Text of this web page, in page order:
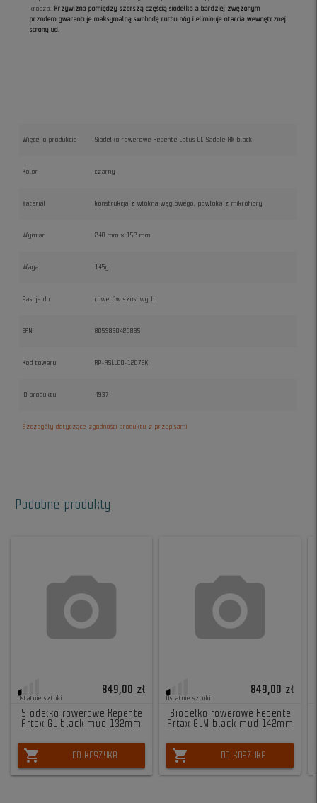
krocza. Krzywizna pomiędzy szerszą częścią siodełka a bardziej zwężonym
przodem gwarantuje maksymalną swobodę ruchu nóg i eliminuje otarcia wewnętrznej
strony ud.
Więcej o produkcie Siodełko rowerowe Repente Latus CL Saddle AM black
Kolor czarny
Materiał konstrukcja z włókna węglowego, powłoka z mikrofibry
Wymiar 240 mm x 152 mm
Waga 145g
Pasuje do rowerów szosowych
EAN 8053830420885
Kod towaru RP-ASLL00-1207BK
ID produktu 4937
Szczegóły dotyczące zgodności produktu z przepisami
Podobne produkty
Ostatnie sztuki
849,00 zł
Siodełko rowerowe Repente
Artax GL black mud 132mm
shopping_cart DO KOSZYKA
Ostatnie sztuki
849,00 zł
Siodełko rowerowe Repente
Artax GLM black mud 142mm
shopping_cart DO KOSZYKA